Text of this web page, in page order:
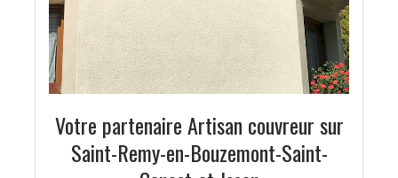
Votre partenaire Artisan couvreur sur
Saint-Remy-en-Bouzemont-Saint-